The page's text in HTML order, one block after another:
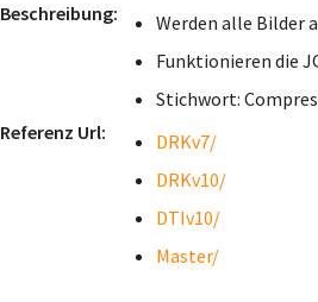
Beschreibung
Werden alle Bilder
Funktionieren die
Stichwort:
Referenz Url
DRKv7/
DRKv10/
DTIv10/
Master/